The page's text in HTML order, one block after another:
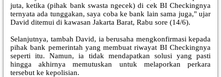
juta, ketika (pihak bank swasta ngecek) di cek BI Checkingnya
ternyata ada tunggakan, saya coba ke bank lain sama juga," ujar
David ditemui di kawasan Jakarta Barat, Rabu sore (14/6).
Selanjutnya, tambah David, ia berusaha mengkonfirmasi kepada
pihak bank pemerintah yang membuat riwayat BI Checkingnya
seperti itu. Namun, ia tidak mendapatkan solusi yang pasti
hingga akhirnya memutuskan untuk melaporkan perkara
tersebut ke kepolisian.